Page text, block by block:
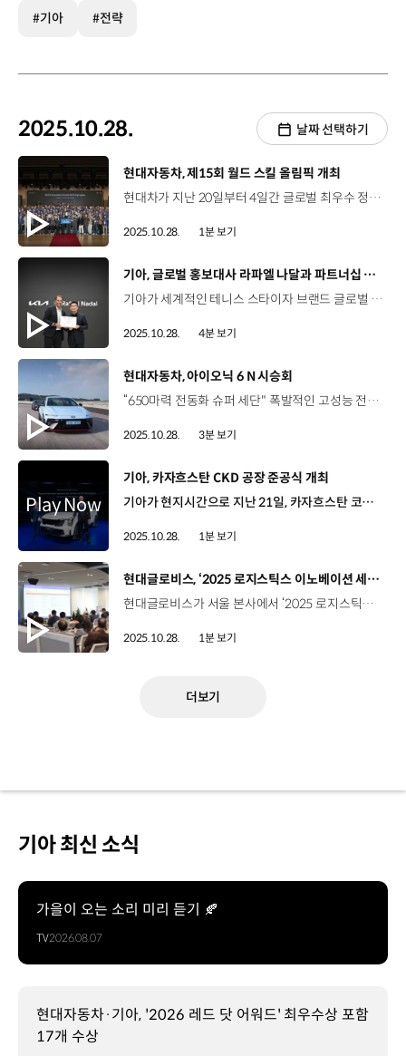
#기아 #전략
2025.10.28. 날짜 선택하기
[동영상]
현대자동차, 제15회 월드 스킬 올림픽 개최
현대차가 지난 20일부터 4일간 글로벌 최우수 정비사를 선발하는 제15회 월드 스킬 올림픽을 개최했습니다. 천안글로벌러닝센터에서 개최된 이번 월드 스킬 올림픽에는 총 50개국, 75명의 현대차 정비사들이 참가했는데요. 내연기관차, 전기차, 상용차 등 3개 부문에서 각각 필기와 실기 전형을 치르며 치열한 경쟁을 펼쳤습니다. 3개 부문 통합 최고 득점자인 그랜드 챔피언의 영광은 도비다스 콜(미국)이 차지했고 부문별 성적 순으로 각각 금은동 메달리스트가 결정됐습니다. 현대차는 앞으로도 지속적인 글로벌 경진 대회를 통해 정비사들의 격려하고 적극 지원해 나갈 계획입니다.
2025.10.28. 1분 보기
[동영상]
기아, 글로벌 홍보대사 라파엘 나달과 파트너십 연장
기아가 세계적인 테니스 스타이자 브랜드 글로벌 홍보대사인 라파엘 나달과의 공식 후원 파트너십을 연장합니다. 기아는 지난 23일, ‘기아 언플러그드 그라운드’에서 송호성 사장, 라파엘 나달, 국내 주니어 테니스 선수 등이 참석한 가운데 공식 후원 파트너십을 연장하는 조인식을 개최했는데요. 기아는 라파엘 나달이 보인 열정과 도전 정신이 기아 브랜드 철학과 맞닿아 2004년 후원을 시작해 올해로 21년째 파트너십을 지속해 오고 있습니다. 이번 조인식에서 송호성 사장과 라파엘 나달은 새롭게 이어질 파트너십의 의미를 담은 명판에 서명하며, 단순 후원을 넘어 지속 가능한 가치를 공유하는 파트너십으로 발전하도록 노력할 것을 약속했습니다. 송호성 사장 / 기아오늘 우리는 나달 선수와 또 하나의 여정이 시작됨을 발표하고자 합니다. 오늘 이 자리는 단순한 파트너십 연장 발표가 아닌, 기아와 나달이 함께 써 내려온 21년의 감동적인 순간들을 회상하며, 앞으로 더 많은 사람들에게 긍정적인 영감을 주겠다는 새로운 다짐의 시작입니다. 기아도 멈추지 않고 끊임없이 고객들과 영감을 공유할 것입니다. 기아와 라파엘 나달이 계속해 나갈 여정에 많은 기대와 응원을 부탁드립니다. 라파엘 나달 / 기아 글로벌 홍보대사기아는 항상 제 곁에서 지원해줬습니다. 기아는 제가 하는 프로젝트와 재단활동 등 모든 면에서 제가 필요로 하는 도움을 줬습니다. 개인적으로도, 선수로서도 기아라는 글로벌 브랜드를 홍보할 수 있었던 건 저에게 큰 의미였습니다. 기아와의 파트너십을 매우 자랑스럽게 생각합니다. 기아는 12년 만에 이뤄진 라파엘 나달의 이번 방한을 맞아 다양한 행사도 마련했는데요. 국내 테니스 유망주들을 초청해 나달이 설립한 전문 양성 기관의 코치진으로부터 직접 트레이닝을 받을 수 있는 ‘기아 주니어 테니스 프로그램’도 진행했습니다. 또한 기아와 라파엘 나달의 새로운 여정을 축하하는 의미로 국내 테니스 팬과 인플루언서들이 함께 하는 파티 콘셉트의 행사도 열었습니다. 서산 책임매니저 / 기아EV혁신사업전략팀나달 선수도 가까이서 보고 나달 선수에게 질문도 하고 대화를 나눌 수 있는 기회가 있어서 너무 좋았습니다. 박재홍 상무 / 기아 마케팅커뮤니케이션실기아의 스포츠 스폰서십은 함께 성장하고 함께 도전하며 함께 영감을 나누는 여정이며 나달 선수와의 오랜 파트너십은 그 상징적인 사례입니다. 한편, 파트너십 연장 조인식이 열린 기아 언플러그드 그라운드는 오는 11월 9일까지 기아와 나달 간의 파트너십 역사와 미래를 직접 보고 체험할 수 있는 팝업 공간으로 운영될 예정입니다.
2025.10.28. 4분 보기
[동영상]
현대자동차, 아이오닉 6 N 시승회
“650마력 전동화 슈퍼 세단" 폭발적인 고성능 전기차 ‘아이오닉 6 N’을 직접 체험해볼 수 있는 시간 아이오닉 6 N 미디어 시승회 - 태안 HMG Driving Experience Center 10월 23일(목) ~ 24일(금) 동호회와 인플루언서, 48개 미디어 초청 시승회 EV에 새로운 감각을 담은 아이오닉 6 N 주행 성능과 상품성 체험 일반 도로 시승 코스와 HMG DXC 센터 내 체험 코스로 진행 [일반 도로] 시승 - 태안 HMG DXC센터 간월도 [고성능 특화 USP] 체험 - 코너브레이킹, 6 N 카빙, 드래그 체험, N 드리프트 등 [서킷 체험] 마른노면 서킷 및 젖은노면 서킷 주행 “0→100 km/h 단 3.2초”의 가속력을 가진 아이오닉 6 N 아이오닉 6 N의 고성능을 체험할 수 있었던 다양한 코스 주행 “폭발적인 가속, 순식간에 몰입되는 운전감” 박성완 기자 / CBS 노컷뉴스 인터뷰차를 타면서 급 코너링도 많이 해봤는데 (코너링을) 하면 할수록 되게 과감해지고 그래서 ‘이 차를 믿고서 코너를 크게 돌아도 되겠구나’ 생각해서 코너링 할 때가 아주 재미있었고요. 또 고속으로 가속을 할 때도 아주 인상적인 성능 잘 경험했습니다. 민준식 기자 / 교통뉴스일단 차를 정말로 좋아하는 사람들이 심혈을 기울여서 진짜 다 갈아 넣어서 만들었구나 하는 걸 곳곳에서 느낄 수가 있었습니다. 제가 원하는 대로 잘 돌아 나가 줬고 또 원하는 대로 잘 서줬고 또 승차감도 좋았습니다. 아이오닉 6 N은 트랙에서 재미있게 갖고 놀면서도 매일같이 학교 애들 데려다 주고 장 보러 가고, 데일리 드라이빙도 되는 정말 완벽한 육각형 차가 아닌가 그런 생각이 듭니다. 아이오닉 6 N 고성능 주행 체험 후 가진 라이브 QA 화려한 퍼포먼스를 보여준 아이오닉 6 N 개발 담당자들에게 쏟아지는 질문들 박준우 상무 / 현대자동차 N매니지먼트실장아이오닉 6 N은 외관 디자인도 정말 좋지만 공도에서 시승을 할 때도, 트랙에서 운전을 할 때도 굉장히 다른 매력들을 각각 보여줄 수 있는 차이기 때문에 고객분들의 반응도 뜨거울 것이라고 생각하고 있습니다. 이와 함께 아이오닉 6 N 라인업 및 퍼포먼스 파츠 전시 현대 N이 직접 설계하고 제작한 N 튜닝 파츠 매일 탈 수 있는 고성능 거침없는 즐거움 “새로운 일상 N 역시 아이오닉 6 N”
2025.10.28. 3분 보기
[동영상]
기아, 카자흐스탄 CKD 공장 준공식 개최
기아가 현지시간으로 지난 21일, 카자흐스탄 코스타나이에서 CKD 합작 공장 준공식을 개최했습니다. 이날 준공식에는 송호성 기아 사장과 로만 스클야르 카자흐스탄 제1부총리를 비롯한 현지 정부 인사, 파트너사 관계자들이 참석했습니다. 전체 부지 면적 63만㎡에 달하는 기아 카자흐스탄 CKD 공장 건설에는 총 3억1천만 달러가 투자됐으며, 연간 최대 7만 대 생산능력을 바탕으로 쏘렌토, 스포티지 등 주요 차종을 양산할 계획인데요. 기아는 추후 생산 모델을 확대하고 이를 통해 중앙아시아 지역 내에서의 입지를 더욱 강화해 나갈 예정입니다.
2025.10.28. 1분 보기
[동영상]
현대글로비스, ‘2025 로지스틱스 이노베이션 세미나’ 개최
현대글로비스가 서울 본사에서 ‘2025 로지스틱스 이노베이션 세미나’를 개최했습니다. 이번 세미나는 ‘AI를 축으로 산업을 재편하는 AI 전환(AI Transformation∙AX)’을 주제로 물류 현장에 적용된 AI와의 접목 사례를 공유하고 미래 혁신 방향과 전략을 모색했는데요. 효율적인 공급망 관리를 강화하기 위한 AI 등 물류 혁신의 필요성에 대해 공감대를 형성하며 내실 있는 산학 협력의 장을 마련했습니다. 현대글로비스는 앞으로도 학계와 긴밀한 소통을 함께 하며 국내 물류 산업 발전에 이바지해 나갈 계획입니다.
2025.10.28. 1분 보기
더보기
기아 최신 소식
가을이 오는 소리 미리 듣기 🍂
TV2026.08.07
현대자동차·기아, '2026 레드 닷 어워드' 최우수상 포함
17개 수상